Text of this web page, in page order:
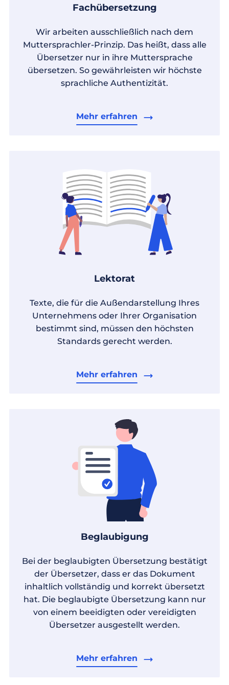
Fachübersetzung
Wir arbeiten ausschließlich nach dem
Muttersprachler-Prinzip. Das heißt, dass alle
Übersetzer nur in ihre Muttersprache
übersetzen. So gewährleisten wir höchste
sprachliche Authentizität.
Mehr erfahren
Lektorat
Texte, die für die Außendarstellung Ihres
Unternehmens oder Ihrer Organisation
bestimmt sind, müssen den höchsten
Standards gerecht werden.
Mehr erfahren
Beglaubigung
Bei der beglaubigten Übersetzung bestätigt
der Übersetzer, dass er das Dokument
inhaltlich vollständig und korrekt übersetzt
hat. Die beglaubigte Übersetzung kann nur
von einem beeidigten oder vereidigten
Übersetzer ausgestellt werden.
Mehr erfahren